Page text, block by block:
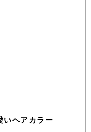
いヘアカラー